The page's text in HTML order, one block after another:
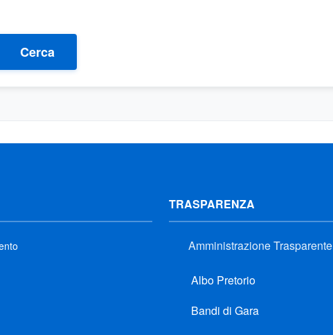
Cerca
TRASPARENZA
Amministrazione Trasparente
Albo Pretorio
Bandi di Gara